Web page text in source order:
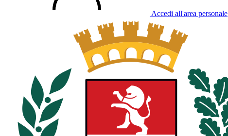
Accedi all'area personale